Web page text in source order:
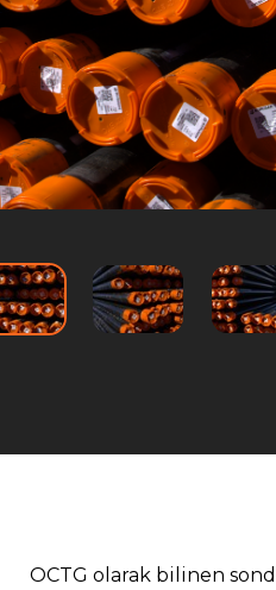
OCTG olarak bilinen